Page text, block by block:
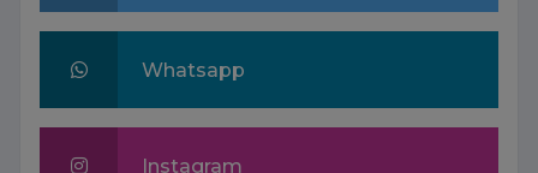
Whatsapp
Instagram